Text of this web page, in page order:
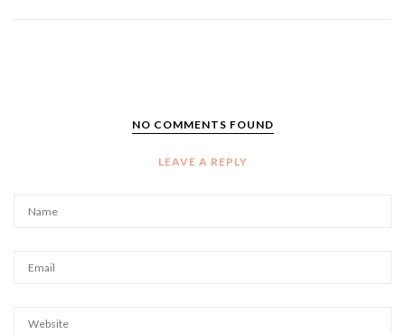
NO COMMENTS FOUND
LEAVE A REPLY